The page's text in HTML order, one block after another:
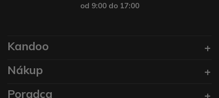
od 9:00 do 17:00
Kandoo
Nákup
Poradca